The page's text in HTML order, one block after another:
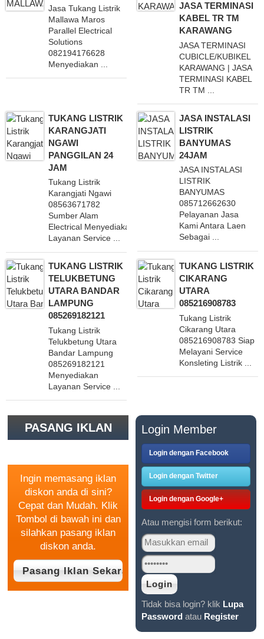
Jasa Tukang Listrik
Mallawa Maros
Parallel Electrical
Solutions
082194176628
Menyediakan ...
JASA TERMINASI
KABEL TR TM
KARAWANG
JASA TERMINASI
CUBICLE/KUBIKEL
KARAWANG | JASA
TERMINASI KABEL
TR TM ...
TUKANG LISTRIK
KARANGJATI
NGAWI
PANGGILAN 24
JAM
Tukang Listrik
Karangjati Ngawi
08563671782
Sumber Alam
Electrical Menyediakan
Layanan Service ...
JASA INSTALASI
LISTRIK
BANYUMAS
24JAM
JASA INSTALASI
LISTRIK
BANYUMAS
085712662630
Pelayanan Jasa
Kami Antara Laen
Sebagai ...
TUKANG LISTRIK
TELUKBETUNG
UTARA BANDAR
LAMPUNG
085269182121
Tukang Listrik
Telukbetung Utara
Bandar Lampung
085269182121
Menyediakan
Layanan Service ...
TUKANG LISTRIK
CIKARANG
UTARA
085216908783
Tukang Listrik
Cikarang Utara
085216908783 Siap
Melayani Service
Konsleting Listrik ...
PASANG IKLAN
Ingin memasang iklan
diskon anda di sini?
Cepat dan Mudah. Klik
Tombol di bawah ini dan
silahkan pasang iklan
diskon anda.
Login Member
Login dengan Facebook
Login dengan Twitter
Login dengan Google+
Atau mengisi form berikut:
Tidak bisa login? klik Lupa
Password atau Register